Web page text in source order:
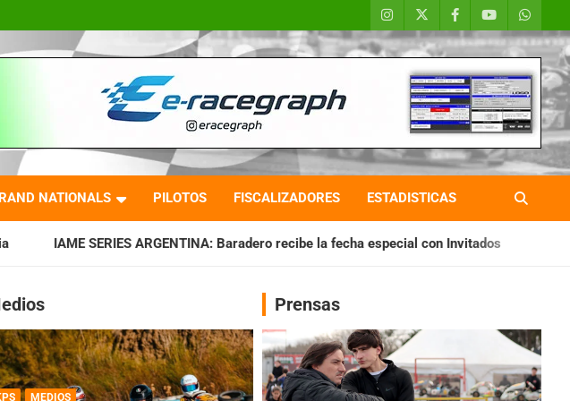
NATIONALS PILOTOS FISCALIZADORES ESTADISTICAS
Baradero recibe la fecha especial con Invitados CHAQUEÑO TIERRA:
MEDIOS
Prensas